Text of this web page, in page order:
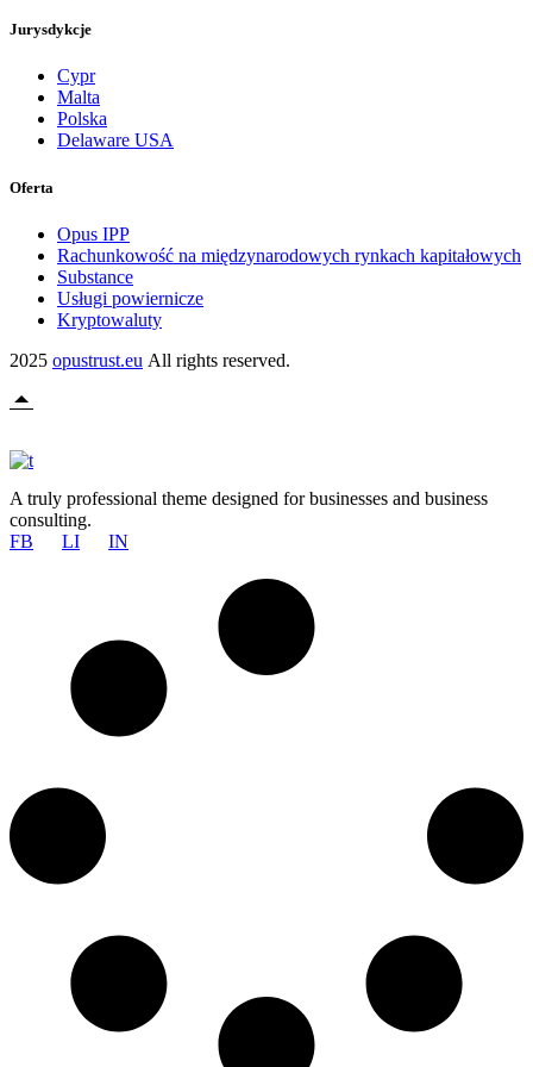
Jurysdykcje
Cypr
Malta
Polska
Delaware USA
Oferta
Opus IPP
Rachunkowość na międzynarodowych rynkach kapitałowych
Substance
Usługi powiernicze
Kryptowaluty
2025 opustrust.eu All rights reserved.
A truly professional theme designed for businesses and business
consulting.
FB
LI IN